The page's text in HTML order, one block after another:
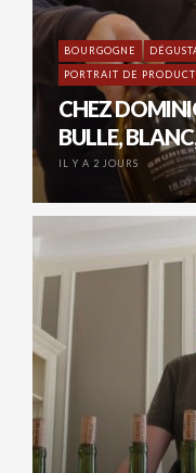
BOURGOGNE
PORTRAIT DE
CHEZ
BULLE,
IL Y A 2 JOURS